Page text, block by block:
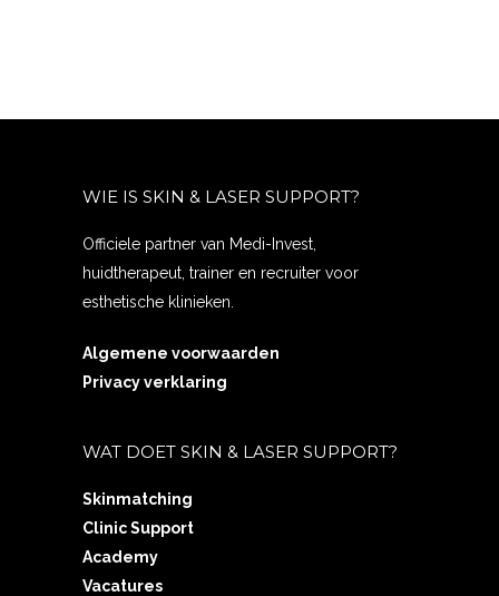
WIE IS SKIN & LASER SUPPORT?
Officiele partner van Medi-Invest,
huidtherapeut, trainer en recruiter voor
esthetische klinieken.
Algemene voorwaarden
Privacy verklaring
WAT DOET SKIN & LASER SUPPORT?
Skinmatching
Clinic Support
Academy
Vacatures